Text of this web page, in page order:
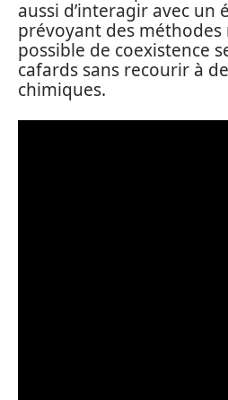
aussi d’interagir avec un
prévoyant des méthodes
possible de coexistence
cafards sans recourir à
chimiques.